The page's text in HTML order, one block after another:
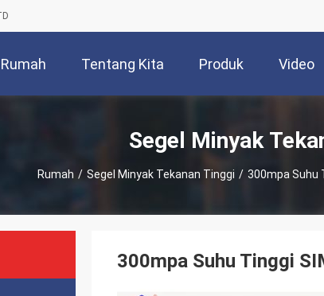
Rumah Tentang Kita Produk Video
Segel Minyak
Rumah / Segel Minyak Tekanan Tinggi / 300mpa Suhu
300mpa Suhu Tinggi